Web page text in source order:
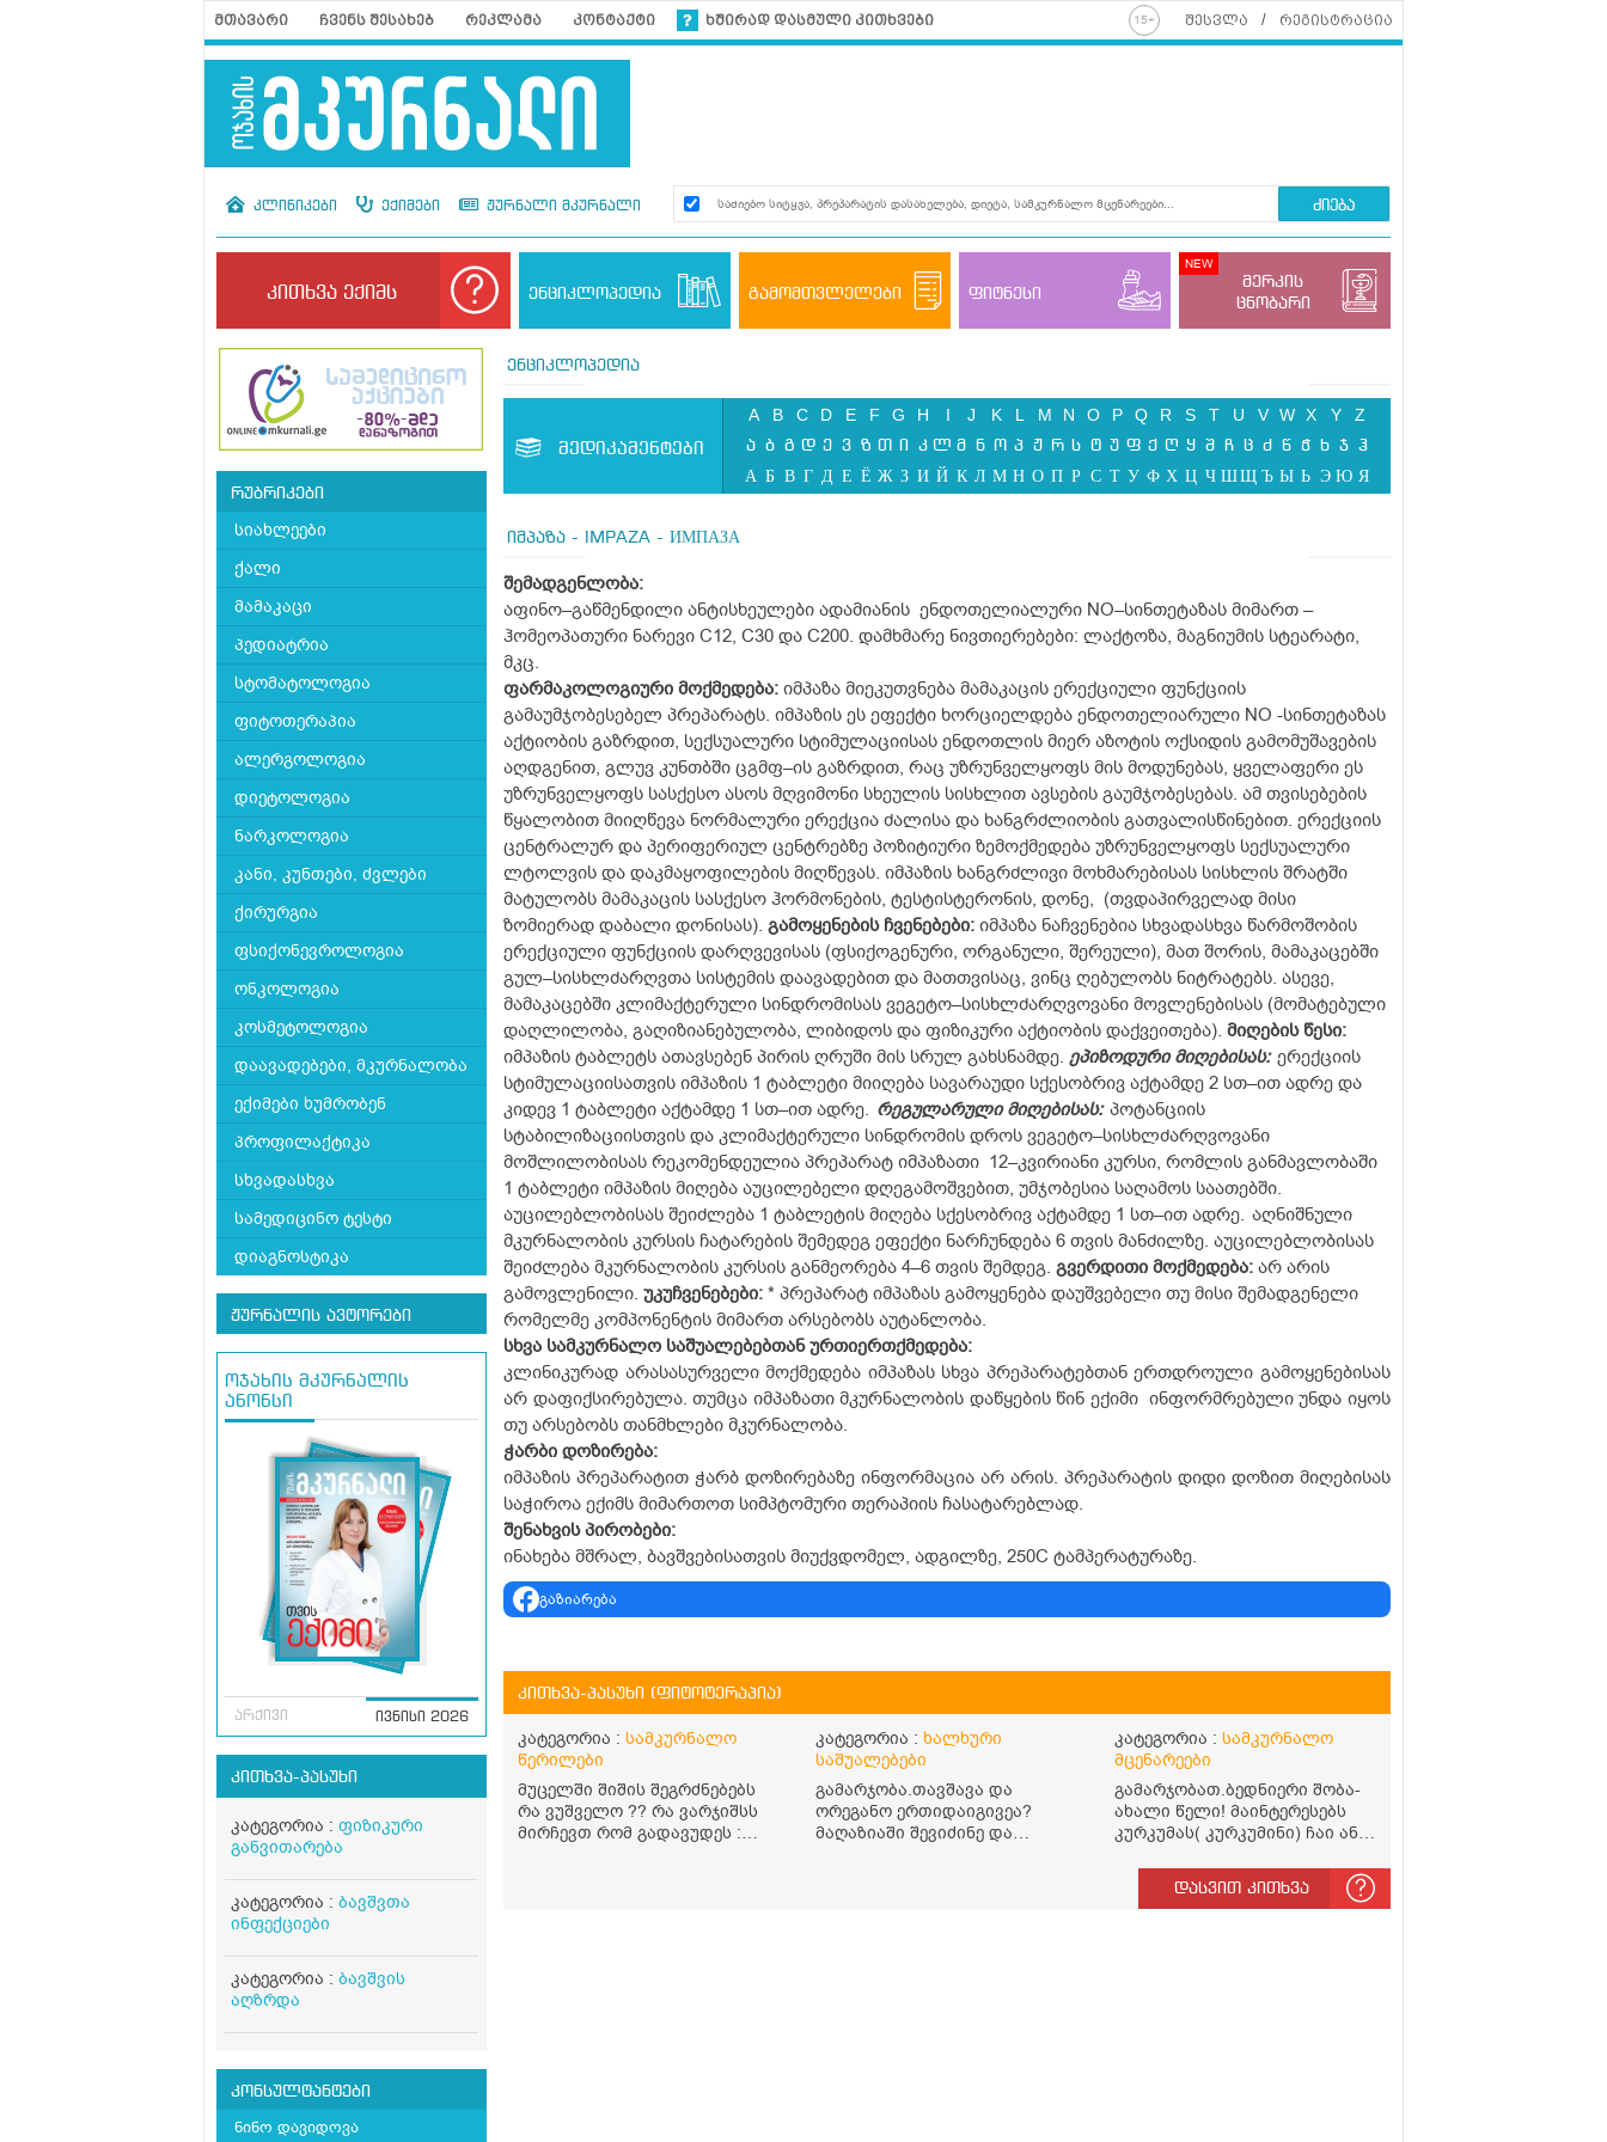
მთავარი ჩვენს შესახებ რეკლამა კონტაქტი ხშირად დასმული კითხვები შესვლა რეგისტრაცია
კლინიკები ექიმები ჟურნალი მკურნალი ძიება
კითხვა ექიმს ენციკლოპედია გამომთვლელები ფიტნესი
მერკის
ცნობარი
რუბრიკები
სიახლეები
ქალი
მამაკაცი
პედიატრია
სტომატოლოგია
ფიტოთერაპია
ალერგოლოგია
დიეტოლოგია
ნარკოლოგია
კანი, კუნთები, ძვლები
ქირურგია
ფსიქონევროლოგია
ონკოლოგია
კოსმეტოლოგია
დაავადებები, მკურნალობა
ექიმები ხუმრობენ
პროფილაქტიკა
სხვადასხვა
სამედიცინო ტესტი
დიაგნოსტიკა
ჟურნალის ავტორები
ოჯახის მკურნალის
ანონსი
არქივი ივნისი 2026
კითხვა-პასუხი
კატეგორია : ფიზიკური
განვითარება
კატეგორია : ბავშვთა
ინფექციები
კატეგორია : ბავშვის
აღზრდა
კონსულტანტები
ნინო დავიდოვა
ენციკლოპედია
მედიკამენტები
A B C D E F G H I J K L M N O P Q R S T U V W X Y Z
ა ბ გ დ ე ვ ზ თ ი კ ლ მ ნ ო პ ჟ რ ს ტ უ ფ ქ ღ ყ შ ჩ ც ძ წ ჭ ხ ჯ ჰ
А Б В Г Д Е Ё Ж З И Й К Л М Н О П Р С Т У Ф Х Ц Ч ШЩ Ъ Ы Ь Э Ю Я
იმპაზა - IMPAZA - ИМПАЗА
შემადგენლობა:
აფინო–გაწმენდილი ანტისხეულები ადამიანის ენდოთელიალური NO–სინთეტაზას მიმართ –
ჰომეოპათური ნარევი C12, C30 და C200. დამხმარე ნივთიერებები: ლაქტოზა, მაგნიუმის სტეარატი,
მკც.
ფარმაკოლოგიური მოქმედება: იმპაზა მიეკუთვნება მამაკაცის ერექციული ფუნქციის
გამაუმჯობესებელ პრეპარატს. იმპაზის ეს ეფექტი ხორციელდება ენდოთელიარული NO -სინთეტაზას
აქტიობის გაზრდით, სექსუალური სტიმულაციისას ენდოთლის მიერ აზოტის ოქსიდის გამომუშავების
აღდგენით, გლუვ კუნთბში ცგმფ–ის გაზრდით, რაც უზრუნველყოფს მის მოდუნებას, ყველაფერი ეს
უზრუნველყოფს სასქესო ასოს მღვიმონი სხეულის სისხლით ავსების გაუმჯობესებას. ამ თვისებების
წყალობით მიიღწევა ნორმალური ერექცია ძალისა და ხანგრძლიობის გათვალისწინებით. ერექციის
ცენტრალურ და პერიფერიულ ცენტრებზე პოზიტიური ზემოქმედება უზრუნველყოფს სექსუალური
ლტოლვის და დაკმაყოფილების მიღწევას. იმპაზის ხანგრძლივი მოხმარებისას სისხლის შრატში
მატულობს მამაკაცის სასქესო ჰორმონების, ტესტისტერონის, დონე, (თვდაპირველად მისი
ზომიერად დაბალი დონისას). გამოყენების ჩვენებები: იმპაზა ნაჩვენებია სხვადასხვა წარმოშობის
ერექციული ფუნქციის დარღვევისას (ფსიქოგენური, ორგანული, შერეული), მათ შორის, მამაკაცებში
გულ–სისხლძარღვთა სისტემის დაავადებით და მათთვისაც, ვინც ღებულობს ნიტრატებს. ასევე,
მამაკაცებში კლიმაქტერული სინდრომისას ვეგეტო–სისხლძარღვოვანი მოვლენებისას (მომატებული
დაღლილობა, გაღიზიანებულობა, ლიბიდოს და ფიზიკური აქტიობის დაქვეითება). მიღების წესი:
იმპაზის ტაბლეტს ათავსებენ პირის ღრუში მის სრულ გახსნამდე. ეპიზოდური მიღებისას:ერექციის
სტიმულაციისათვის იმპაზის 1 ტაბლეტი მიიღება სავარაუდი სქესობრივ აქტამდე 2 სთ–ით ადრე და
კიდევ 1 ტაბლეტი აქტამდე 1 სთ–ით ადრე. რეგულარული მიღებისას:პოტანციის
სტაბილიზაციისთვის და კლიმაქტერული სინდრომის დროს ვეგეტო–სისხლძარღვოვანი
მოშლილობისას რეკომენდეულია პრეპარატ იმპაზათი 12–კვირიანი კურსი, რომლის განმავლობაში
1 ტაბლეტი იმპაზის მიღება აუცილებელი დღეგამოშვებით, უმჯობესია საღამოს საათებში.
აუცილებლობისას შეიძლება 1 ტაბლეტის მიღება სქესობრივ აქტამდე 1 სთ–ით ადრე. აღნიშნული
მკურნალობის კურსის ჩატარების შემედეგ ეფექტი ნარჩუნდება 6 თვის მანძილზე. აუცილებლობისას
შეიძლება მკურნალობის კურსის განმეორება 4–6 თვის შემდეგ. გვერდითი მოქმედება: არ არის
გამოვლენილი. უკუჩვენებები: * პრეპარატ იმპაზას გამოყენება დაუშვებელი თუ მისი შემადგენელი
რომელმე კომპონენტის მიმართ არსებობს აუტანლობა.
სხვა სამკურნალო საშუალებებთან ურთიერთქმედება:
კლინიკურად არასასურველი მოქმედება იმპაზას სხვა პრეპარატებთან ერთდროული გამოყენებისას
არ დაფიქსირებულა. თუმცა იმპაზათი მკურნალობის დაწყების წინ ექიმი ინფორმრებული უნდა იყოს
თუ არსებობს თანმხლები მკურნალობა.
ჭარბი დოზირება:
იმპაზის პრეპარატით ჭარბ დოზირებაზე ინფორმაცია არ არის. პრეპარატის დიდი დოზით მიღებისას
საჭიროა ექიმს მიმართოთ სიმპტომური თერაპიის ჩასატარებლად.
შენახვის პირობები:
ინახება მშრალ, ბავშვებისათვის მიუქვდომელ, ადგილზე, 250C ტამპერატურაზე.
გაზიარება
კითხვა-პასუხი (ფიტოტერაპია)
კატეგორია : სამკურნალო
წერილები
მუცელში შიშის შეგრძნებებს
რა ვუშველო ?? რა ვარჯიშსს
მირჩევთ რომ გადავუდეს :
კატეგორია :ხალხური
საშუალებები
გამარჯობა.თავშავა და
ორეგანო ერთიდაიგივეა?
მაღაზიაში შევიძინე და
კატეგორია : სამკურნალო
მცენარეები
გამარჯობათ.ბედნიერი შობა-
ახალი წელი! მაინტერესებს
კურკუმას( კურკუმინი) ჩაი ან
წესი. მაინტერესებდა და
წავიკითხე ასეთი
დასვით კითხვა